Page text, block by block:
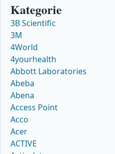
Kategorie
3B Scientific
3M
4World
4yourhealth
Abbott Laboratories
Abeba
Abena
Access Point
Acco
Acer
ACTIVE